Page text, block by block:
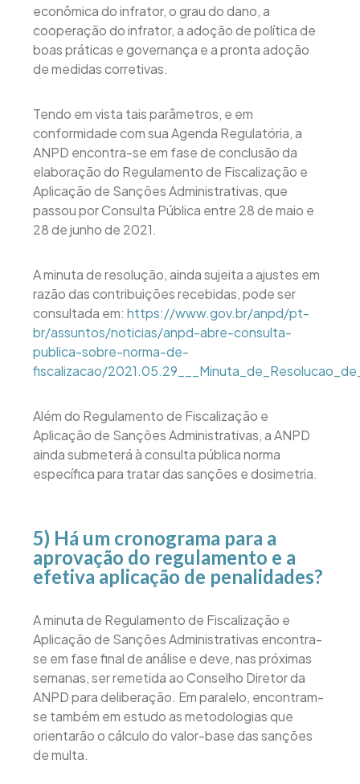
econômica do infrator, o grau do dano, a
cooperação do infrator, a adoção de política de
boas práticas e governança e a pronta adoção
de medidas corretivas.
Tendo em vista tais parâmetros, e em
conformidade com sua Agenda Regulatória, a
ANPD encontra-se em fase de conclusão da
elaboração do Regulamento de Fiscalização e
Aplicação de Sanções Administrativas, que
passou por Consulta Pública entre 28 de maio e
28 de junho de 2021.
A minuta de resolução, ainda sujeita a ajustes em
razão das contribuições recebidas, pode ser
consultada em: https://www.gov.br/anpd/pt-
br/assuntos/noticias/anpd-abre-consulta-
publica-sobre-norma-de-
fiscalizacao/
Além do Regulamento de Fiscalização e
Aplicação de Sanções Administrativas, a ANPD
ainda submeterá à consulta pública norma
específica para tratar das sanções e dosimetria.
5) Há um cronograma para a
aprovação do regulamento e a
efetiva aplicação de penalidades?
A minuta de Regulamento de Fiscalização e
Aplicação de Sanções Administrativas encontra-
se em fase final de análise e deve, nas próximas
semanas, ser remetida ao Conselho Diretor da
ANPD para deliberação. Em paralelo, encontram-
se também em estudo as metodologias que
orientarão o cálculo do valor-base das sanções
de multa.